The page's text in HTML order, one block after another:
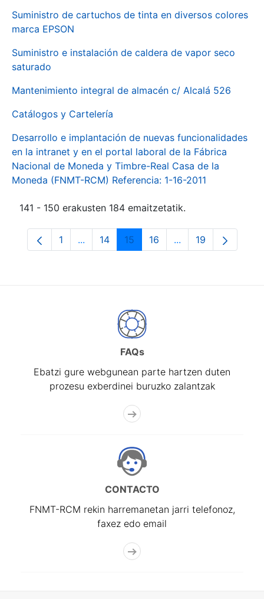
Suministro de cartuchos de tinta en diversos colores
marca EPSON
Suministro e instalación de caldera de vapor seco
saturado
Mantenimiento integral de almacén c/ Alcalá 526
Catálogos y Cartelería
Desarrollo e implantación de nuevas funcionalidades
en la intranet y en el portal laboral de la Fábrica
Nacional de Moneda y Timbre-Real Casa de la
Moneda (FNMT-RCM) Referencia: 1-16-2011
141 - 150 erakusten 184 emaitzetatik.
Orrialdea
1 ...Intermediate Pages Use TAB to navigate.
Orrialdea
14 Orrialdea
15 Orrialdea
16 ...Intermediate
Orrialdea
19
FAQs
Ebatzi gure webgunean parte hartzen duten
prozesu exberdinei buruzko zalantzak
CONTACTO
FNMT-RCM rekin harremanetan jarri telefonoz,
faxez edo email